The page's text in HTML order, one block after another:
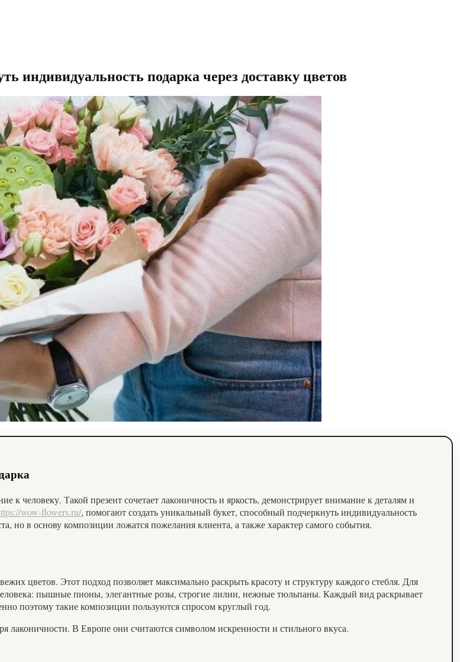
индивидуальность подарка через доставку цветов
человеку. Такой презент сочетает лаконичность и яркость, демонстрирует внимание к деталям и
wow-flowers.ru/, помогают создать уникальный букет, способный подчеркнуть индивидуальность
но в основу композиции ложатся пожелания клиента, а также характер самого события.
цветов. Этот подход позволяет максимально раскрыть красоту и структуру каждого стебля. Для
пышные пионы, элегантные розы, строгие лилии, нежные тюльпаны. Каждый вид раскрывает
поэтому такие композиции пользуются спросом круглый год.
В Европе они считаются символом искренности и стильного вкуса.